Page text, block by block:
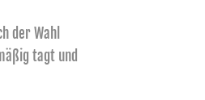
der Wahl
tagt und